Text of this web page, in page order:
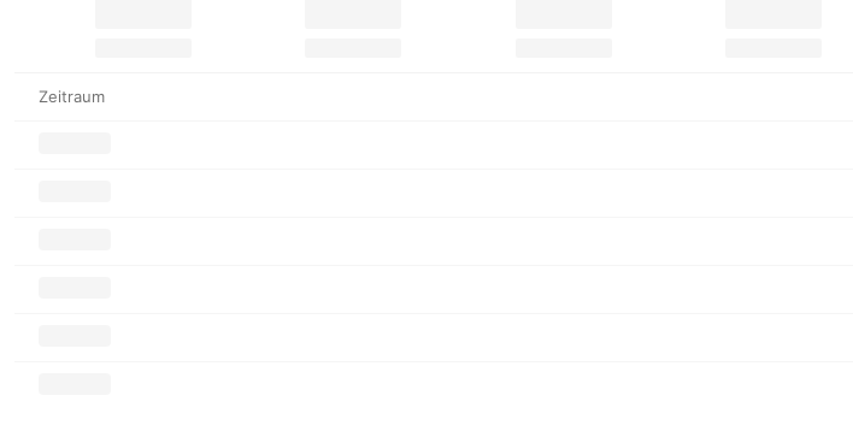
Zeitraum